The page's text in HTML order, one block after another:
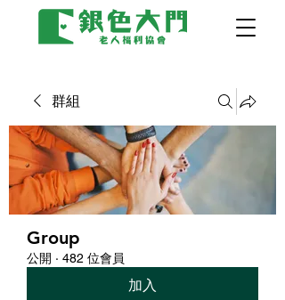
群組
Group
公開 · 482 位會員
加入